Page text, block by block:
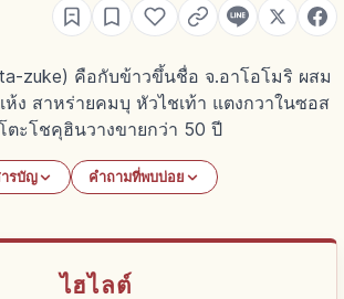
zuke) คือกับข้าวขึ้นชื่อ จ.อาโอโมริ ผสม
ห้ง สาหร่ายคมบุ หัวไชเท้า แตงกวาในซอส
ตะโชคุฮินวางขายกว่า 50 ปี
รบัญ คำถามที่พบบ่อย
ไฮไลต์